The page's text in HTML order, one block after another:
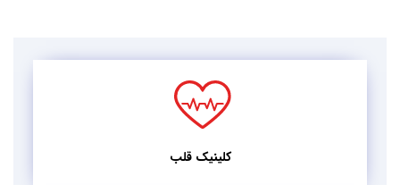
کلینیک قلب